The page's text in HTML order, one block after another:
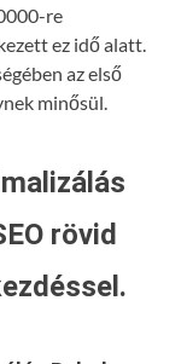
re
ez idő alatt.
az első
minősül.
rövid